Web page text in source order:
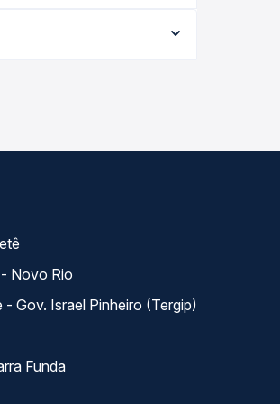
para o seu roteiro.
Novo Rio
Gov. Israel Pinheiro (Tergip)
Funda